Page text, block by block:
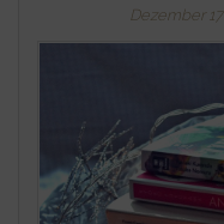
Dezember 17